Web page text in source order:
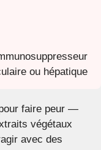
ou hépatique
faire peur —
végétaux
avec des